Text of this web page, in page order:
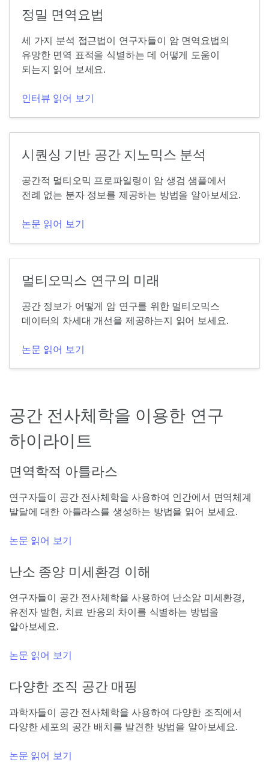
정밀 면역요법
세 가지 분석 접근법이 연구자들이 암 면역요법의
유망한 면역 표적을 식별하는 데 어떻게 도움이
되는지 읽어 보세요.
인터뷰 읽어 보기
시퀀싱 기반 공간 지노믹스 분석
공간적 멀티오믹 프로파일링이 암 생검 샘플에서
전례 없는 분자 정보를 제공하는 방법을 알아보세요.
논문 읽어 보기
멀티오믹스 연구의 미래
공간 정보가 어떻게 암 연구를 위한 멀티오믹스
데이터의 차세대 개선을 제공하는지 읽어 보세요.
논문 읽어 보기
공간 전사체학을 이용한 연구
하이라이트
면역학적 아틀라스
연구자들이 공간 전사체학을 사용하여 인간에서 면역체계
발달에 대한 아틀라스를 생성하는 방법을 읽어 보세요.
논문 읽어 보기
난소 종양 미세환경 이해
연구자들이 공간 전사체학을 사용하여 난소암 미세환경,
유전자 발현, 치료 반응의 차이를 식별하는 방법을
알아보세요.
논문 읽어 보기
다양한 조직 공간 매핑
과학자들이 공간 전사체학을 사용하여 다양한 조직에서
다양한 세포의 공간 배치를 발견한 방법을 알아보세요.
논문 읽어 보기